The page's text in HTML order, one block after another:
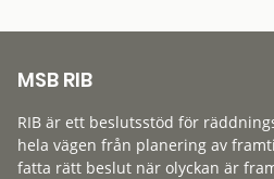
MSB RIB
RIB är ett beslutsstöd för
hela vägen från planering av
fatta rätt beslut när olyckan är